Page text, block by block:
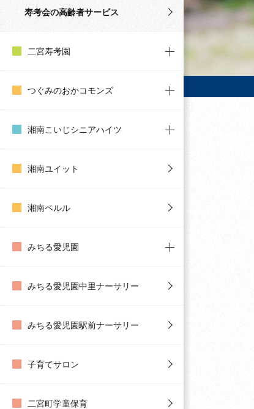
寿考会の高齢者サービス
二宮寿考園
つぐみのおかコモンズ
湘南こいじシニアハイツ
湘南ユイット
湘南ペルル
みちる愛児園
みちる愛児園中里ナーサリー
みちる愛児園駅前ナーサリー
子育てサロン
二宮町学童保育